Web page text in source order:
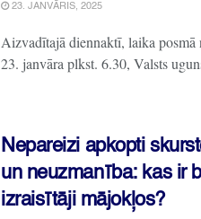
23. JANVĀRIS, 2025
Aizvadītajā diennaktī, laika
23. janvāra plkst. 6.30, Valsts
Nepareizi apkopti
un neuzmanība: kas ir
izraisītāji mājokļos?